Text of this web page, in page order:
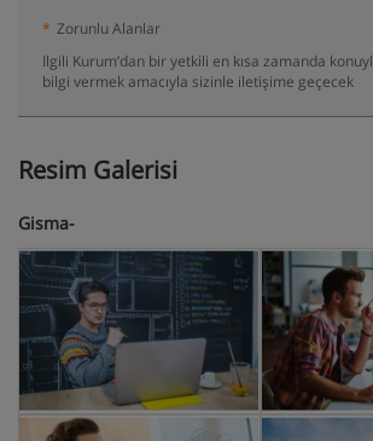
* Zorunlu Alanlar
Ilgili Kurum’dan bir yetkili en kısa zamanda
bilgi vermek amacıyla sizinle iletişime geçecek
Resim Galerisi
Gisma-